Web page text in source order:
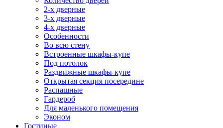
2-х дверные
3-х дверные
4-х дверные
Особенности
Во всю стену
Встроенные шкафы-купе
Под потолок
Раздвижные шкафы-купе
Открытая секция посередине
Распашные
Гардероб
Для маленького помещения
Эконом
Гостиные